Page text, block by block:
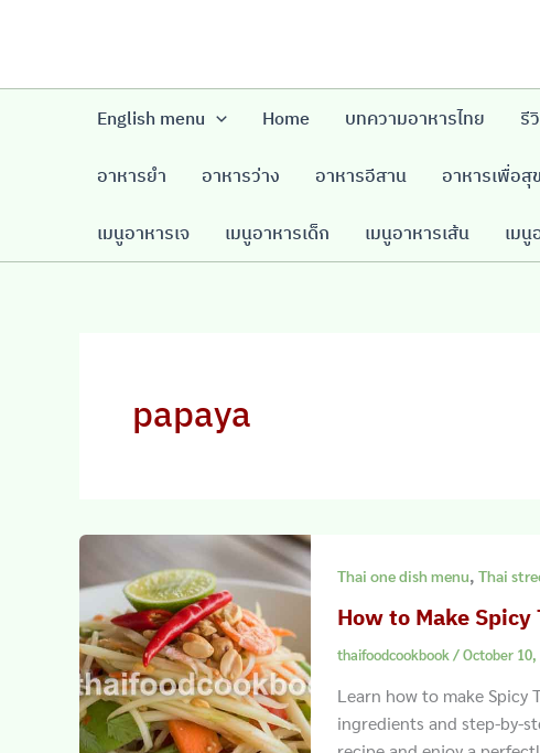
English menu Home บทความอาหารไทย รี
อาหารยำ อาหารว่าง อาหารอีสาน อาหารเพื่อสุ
เมนูอาหารเจ เมนูอาหารเด็ก เมนูอาหารเส้น เมนู
papaya
Thai one dish menu, Thai
How to Make Spicy
thaifoodcookbook /October 10,
Learn how to make Spicy
ingredients and step-by-